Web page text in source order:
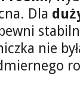
Dla
nie